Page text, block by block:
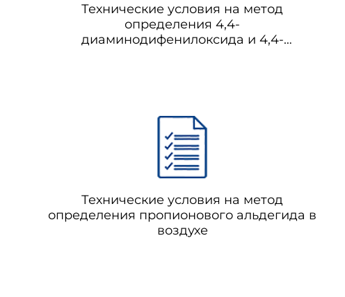
Технические условия на метод
определения 4,4-
диаминодифенилоксида и 4,4-
Технические условия на метод
определения пропионового альдегида в
воздухе